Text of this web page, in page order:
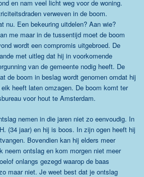
en nam veel licht weg voor de woning.
verweven in de boom.
nu. Een bekeuring uitdelen? Aan wie?
me maar in de tussentijd moet de boom
wordt een compromis uitgebroed. De
met uitleg dat hij in voorkomende
van de gemeente nodig heeft. De
de boom in beslag wordt genomen omdat hij
heeft laten omzagen. De boom komt ter
voor hout te Amsterdam.
nemen in die jaren niet zo eenvoudig. In
(34 jaar) en hij is boos. In zijn ogen heeft hij
Bovendien kan hij elders meer
neem ontslag en kom morgen niet meer
onlangs gezegd waarop de baas
maar niet. Je weet best dat je ontslag